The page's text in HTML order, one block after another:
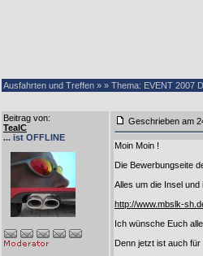
Ausfahrten und Treffen » » Thema: EVENT 2007
Beitrag von:
TealC
... ist OFFLINE
Geschrieben
Moin Moin !
Die Bewerbungseite
Alles um die Insel
http://www.mbslk-
Ich wünsche Euch
Denn jetzt ist auch